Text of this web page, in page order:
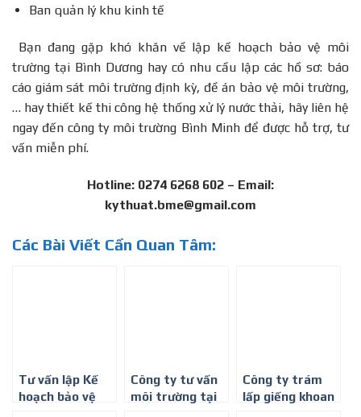
Ban quản lý khu kinh tế
Bạn đang gặp khó khăn về lập kế hoạch bảo vệ môi
trường tại Bình Dương hay có nhu cầu lập các hồ sơ: báo
cáo giám sát môi trường định kỳ, đề án bảo vệ môi trường,
… hay thiết kế thi công hệ thống xử lý nước thải, hãy liên hệ
ngay đến công ty môi trường Bình Minh để được hỗ trợ, tư
vấn miễn phí.
Hotline: 0274 6268 602 – Email:
kythuat.bme@gmail.com
Các Bài Viết Cần Quan Tâm:
Tư vấn lập Kế
hoạch bảo vệ
Công ty tư vấn
môi trường tại
Công ty trám
lấp giếng khoan